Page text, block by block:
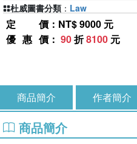
定價 ：NT$ 9000 元
優惠價 ： 90折8100 元
杜威圖書分類 ： Law
商品簡介 作者簡介
商品簡介